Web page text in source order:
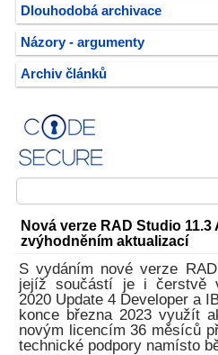
Dlouhodobá archivace
Názory - argumenty
Archiv článků
Nová verze RAD Studio 11.3
zvýhodněním aktualizací
S vydáním nové verze
jejíž součástí je i čerstvě
2020 Update 4 Developer a
konce března 2023 využít
novým licencím 36 měsíců
technické podpory namísto